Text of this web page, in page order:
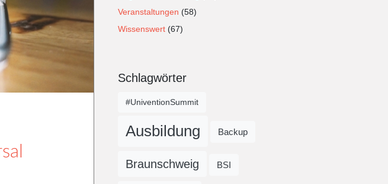
Veranstaltungen (58)
Wissenswert (67)
Schlagwörter
#UniventionSummit
Ausbildung Backup
Braunschweig BSI